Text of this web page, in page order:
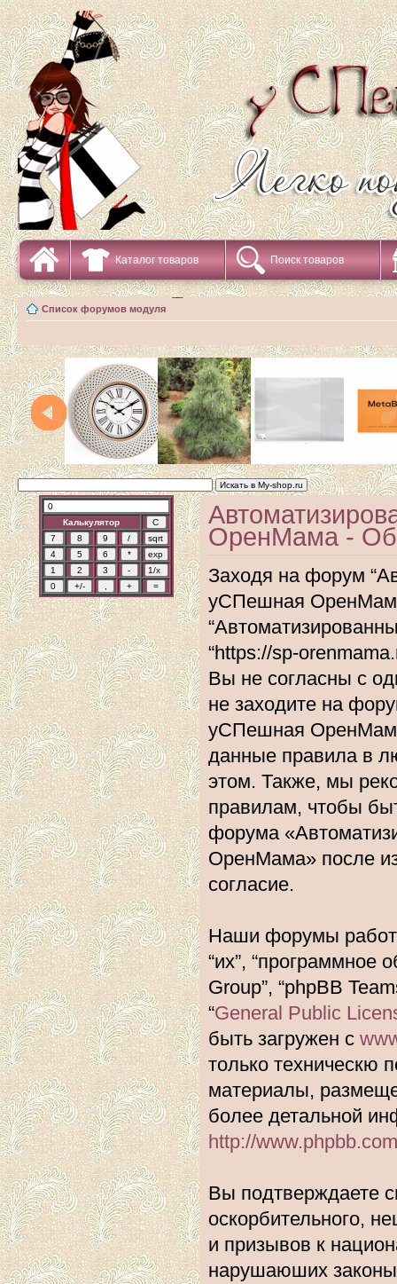
Каталог товаров Поиск товаров
Список форумов модуля
Калькулятор ОренМама -
Заходя на форум
уСПешная
“https://sp-
Вы не согласны с
не заходите на
уСПешная
данные правила в
этом. Также, мы
правилам, чтобы
форума
ОренМама» после
согласие.
Наши форумы
“их”, “программное
Group”, “phpBB
“General Public
быть загружен с
только техническю
материалы,
более детальной
http://
Вы подтверждаете
оскорбительного,
и призывов к
нарушаюших законы